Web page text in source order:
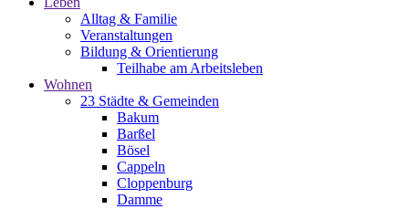
Alltag & Familie
Veranstaltungen
Bildung & Orientierung
Teilhabe am Arbeitsleben
Wohnen
23 Städte & Gemeinden
Bakum
Barßel
Bösel
Cappeln
Cloppenburg
Damme